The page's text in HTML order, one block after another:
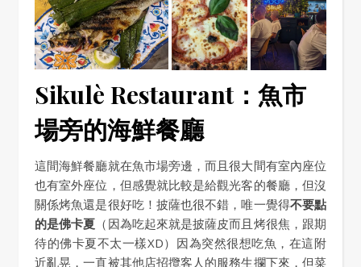
Sikulè Restaurant：魚市
場旁的海鮮餐廳
這間海鮮餐廳就在魚市場旁邊，而且很大間有室內座位
也有室外座位，但感覺就比較是給觀光客的餐廳，但沒
關係烤魚還是很好吃！披薩也很不錯，唯一覺得不要點
的是佛卡夏 （因為吃起來就是披薩皮而且烤很焦，跟期
待的佛卡夏不太一樣XD）因為突然很想吃魚，在這附
近亂晃，一直被其他店招攬客人的服務生攔下來，但菜